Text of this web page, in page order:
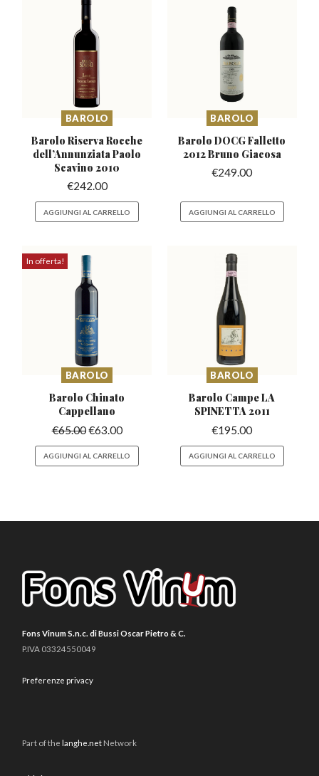
BAROLO
Barolo Riserva Rocche
dell’AnnunziataPaolo
Scavino 2010
€242.00
AGGIUNGI AL CARRELLO
BAROLO
Barolo DOCG Falletto
2012 Bruno Giacosa
€249.00
AGGIUNGI AL CARRELLO
In offerta!
BAROLO
Barolo Chinato
Cappellano
€65.00€63.00
AGGIUNGI AL CARRELLO
BAROLO
Barolo Campe LA
SPINETTA 2011
€195.00
AGGIUNGI AL CARRELLO
Fons Vinum S.n.c. di Bussi Oscar Pietro & C.
P.IVA 03324550049
Preferenze privacy
Part of thelanghe.net Network